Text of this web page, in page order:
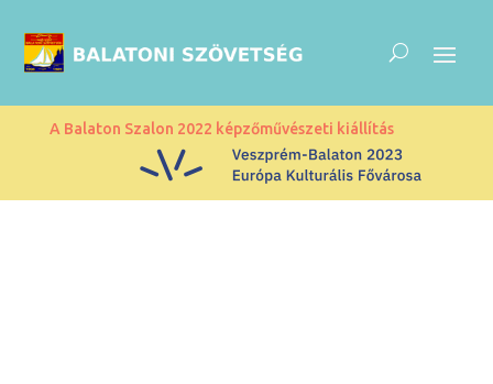
A Balaton Szalon 2022 képzőművészeti kiállítás